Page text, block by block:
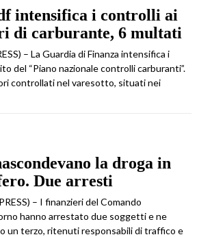
intensifica i controlli ai
di carburante, 6 multati
– La Guardia di Finanza intensifica i
del “Piano nazionale controlli carburanti”.
controllati nel varesotto, situati nei
la droga in
Due arresti
– I finanzieri del Comando
hanno arrestato due soggetti e ne
un terzo, ritenuti responsabili di traffico e